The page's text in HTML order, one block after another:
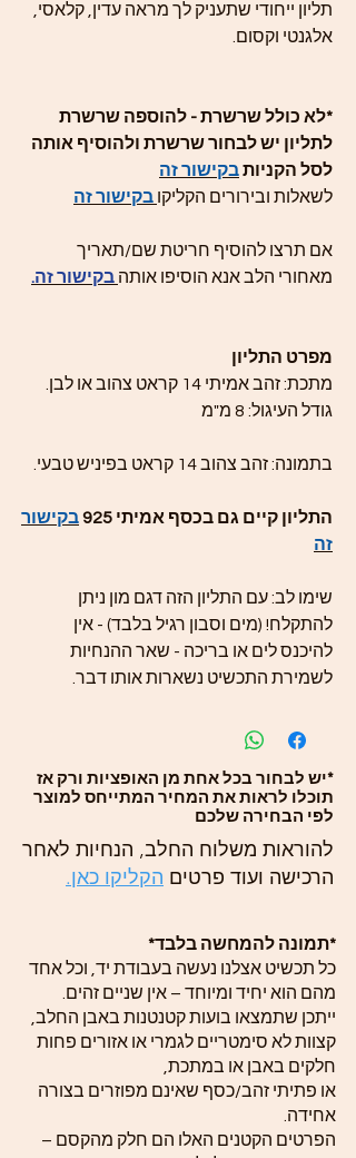
תליון ייחודי שתעניק לך מראה עדין, קלאסי,
אלגנטי וקסום.
*לא כולל שרשרת - להוספה שרשרת
לתליון יש לבחור שרשרת ולהוסיף אותה
לסל הקניותבקישור זה
לשאלות ובירורים הקליקו בקישור זה
אם תרצו להוסיף חריטת שם/תאריך
מאחורי הלב אנא הוסיפו אותה בקישור זה.
מפרט התליון
מתכת: זהב אמיתי 14 קראט צהוב או לבן.
גודל העיגול: 8 מ"מ
בתמונה: זהב צהוב 14 קראט בפיניש טבעי.
התליון קיים גם בכסף אמיתי 925
בקישור
זה
שימו לב: עם התליון הזה דגם מון ניתן
להתקלח! (מים וסבון רגיל בלבד) - אין
להיכנס לים או בריכה - שאר ההנחיות
לשמירת התכשיט נשארות אותו דבר.
*יש לבחור בכל אחת מן האופציות ורק אז
תוכלו לראות את המחיר המתייחס למוצר
לפי הבחירה שלכם
להוראות משלוח החלב, הנחיות לאחר
הרכישה ועוד פרטים הקליקו כאן.
*תמונה להמחשה בלבד*
כל תכשיט אצלנו נעשה בעבודת יד, וכל אחד
מהם הוא יחיד ומיוחד – אין שניים זהים.
ייתכן שתמצאו בועות קטנטנות באבן החלב,
קצוות לא סימטריים לגמרי או אזורים פחות
חלקים באבן או במתכת,
או פתיתי זהב/כסף שאינם מפוזרים בצורה
אחידה.
הפרטים הקטנים האלו הם חלק מהקסם –